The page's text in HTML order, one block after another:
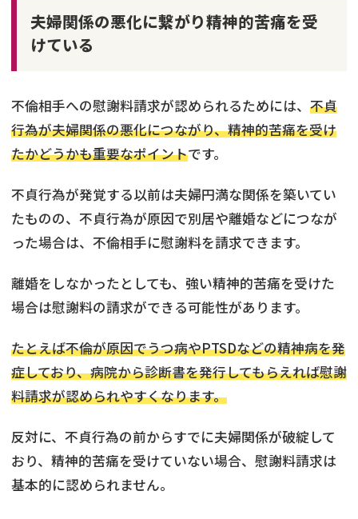
夫婦関係の悪化に繋がり精神的苦痛を受
けている
不倫相手への慰謝料請求が認められるためには、 不貞
行為が夫婦関係の悪化につながり、精神的苦痛を受け
たかどうかも重要なポイントです。
不貞行為が発覚する以前は夫婦円満な関係を築いてい
たものの、不貞行為が原因で別居や離婚などにつなが
った場合は、不倫相手に慰謝料を請求できます。
離婚をしなかったとしても、強い精神的苦痛を受けた
場合は慰謝料の請求ができる可能性があります。
たとえば不倫が原因でうつ病やPTSDなどの精神病を発
症しており、病院から診断書を発行してもらえれば慰謝
料請求が認められやすくなります。
反対に、不貞行為の前からすでに夫婦関係が破綻して
おり、精神的苦痛を受けていない場合、慰謝料請求は
基本的に認められません。